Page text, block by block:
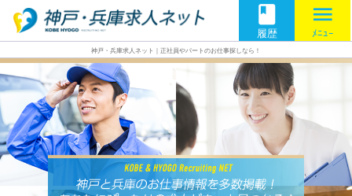
book
履歴
menu
ﾒﾆｭｰ
神戸・兵庫求人ネット｜正社員やパートのお仕事探しなら！